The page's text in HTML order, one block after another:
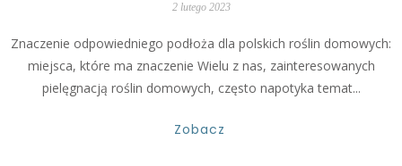
2 lutego 2023
Znaczenie odpowiedniego podłoża dla polskich roślin domowych:
miejsca, które ma znaczenie Wielu z nas, zainteresowanych
pielęgnacją roślin domowych, często napotyka temat...
Zobacz